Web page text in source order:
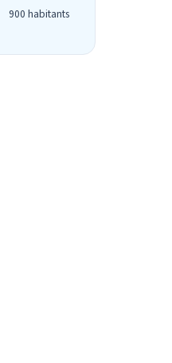
900 habitants